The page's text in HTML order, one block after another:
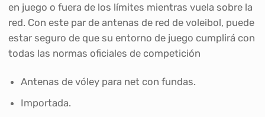
en juego o fuera de los límites mientras vuela sobre la
red. Con este par de antenas de red de voleibol, puede
estar seguro de que su entorno de juego cumplirá con
todas las normas oficiales de competición
Antenas de vóley para net con fundas.
Importada.